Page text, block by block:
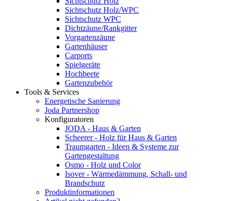
Sichtschutz Holz/WPC
Sichtschutz WPC
Dichtzäune/Rankgitter
Vorgartenzäune
Gartenhäuser
Carports
Spielgeräte
Hochbeete
Gartenzubehör
Tools & Services
Energetische Sanierung
Joda Partnershop
Konfiguratoren
JODA - Haus & Garten
Scheerer - Holz für Haus & Garten
Traumgarten - Ideen & Systeme zur
Gartengestaltung
Osmo - Holz und Color
Isover - Wärmedämmung, Schall- und
Brandschutz
Produktinformationen